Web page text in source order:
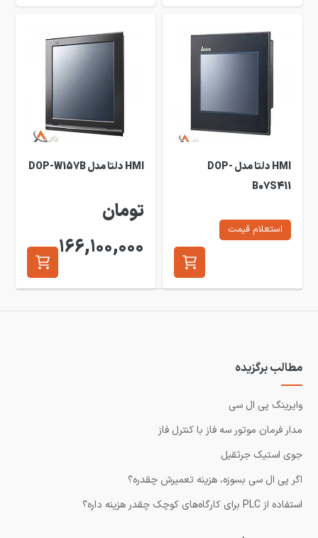
HMI دلتا مدل DOP-
B07S411
استعلام قیمت
HMI دلتا مدل DOP-W157B
تومان
166,100,000
مطالب برگزیده
وایرینگ پی ال سی
مدار فرمان موتور سه فاز با کنترل فاز
جوی استیک جرثقیل
اگر پی ال سی بسوزه، هزینه تعمیرش چقدره؟
استفاده از PLC برای کارگاه‌های کوچک چقدر هزینه داره؟